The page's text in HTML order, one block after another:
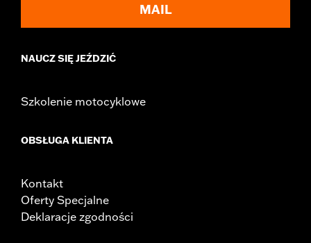
MAIL
NAUCZ SIĘ JEŹDZIĆ
Szkolenie motocyklowe
OBSŁUGA KLIENTA
Kontakt
Oferty Specjalne
Deklaracje zgodności